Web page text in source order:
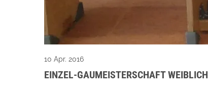
10 Apr. 2016
EINZEL-GAUMEISTERSCHAFT WEIBLICH